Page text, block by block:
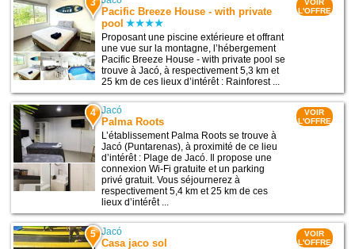
3
Pacific Breeze House - with private
pool
Proposant une piscine extérieure et offrant
une vue sur la montagne, l’hébergement
Pacific Breeze House - with private pool se
trouve à Jacó, à respectivement 5,3 km et
25 km de ces lieux d’intérêt : Rainforest ...
VOIR
L'OFFRE
4 Jacó
Palma Roots
L’établissement Palma Roots se trouve à
Jacó (Puntarenas), à proximité de ce lieu
d’intérêt : Plage de Jacó. Il propose une
connexion Wi-Fi gratuite et un parking
privé gratuit. Vous séjournerez à
respectivement 5,4 km et 25 km de ces
lieux d’intérêt ...
VOIR
L'OFFRE
5 Jacó
Casa jaco sol
VOIR
L'OFFRE